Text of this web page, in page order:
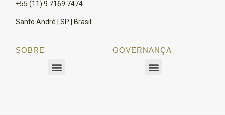
+55 (11) 9.7169.7474
Santo André | SP | Brasil
SOBRE GOVERNANÇA